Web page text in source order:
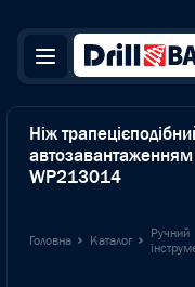
Ніж
автозавантаженням
WP213014
Головна Каталог
Ручний